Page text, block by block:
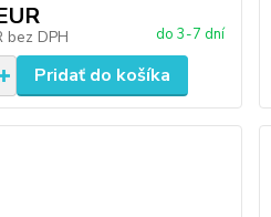
bez DPH do 3-7 dní
Pridať do košíka